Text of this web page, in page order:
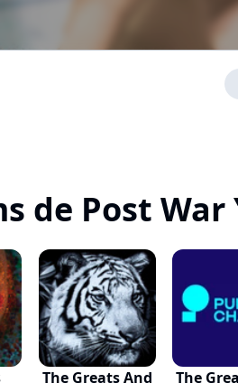
de Post War
The Greats And
The